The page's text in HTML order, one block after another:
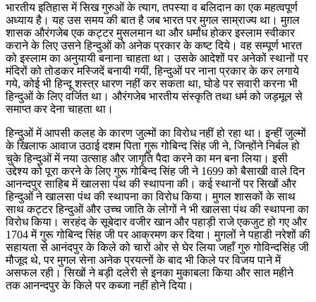
भारतीय इतिहास में सिख गुरुओं के त्याग, तपस्या व बलिदान का एक महत्वपूर्ण
अध्याय है। यह उस समय की बात है जब भारत पर मुगल साम्राज्य था। मुग़ल
शासक औरंगजेब एक कट्टर मुसलमान था और धर्मांध होकर इस्लाम स्वीकार
कराने के लिए उसने हिन्दुओं को अनेक प्रकार के कष्ट दिये। वह सम्पूर्ण भारत
को इस्लाम का अनुयायी बनाना चाहता था। उसके आदेशों पर अनेकों स्थानों पर
मंदिरों को तोडकर मस्जिदें बनायी गयीं, हिन्दुओं पर नाना प्रकार के कर लगाये
गये, कोई भी हिन्दू शस्त्र धारण नहीं कर सकता था, घोडे पर सवारी करना भी
हिन्दुओं के लिए वर्जित था। औरंगजेब भारतीय संस्कृति तथा धर्म को जड़मूल से
समाप्त कर देना चाहता था।
हिन्दुओं में आपसी कलह के कारण जुल्मों का विरोध नहीं हो रहा था। इन्हीं जुल्मों
के खिलाफ आवाज उठाई दशम पिता गुरू गोबिन्द सिंह जी ने, जिन्होंने निर्बल हो
चुके हिन्दुओं में नया उत्साह और जागृति पैदा करने का मन बना लिया। इसी
उद्देश्य को पूरा करने के लिए गुरू गोबिन्द सिंह जी ने 1699 को बैसाखी वाले दिन
आनन्दपुर साहिब में खालसा पंथ की स्थापना की। कई स्थानों पर सिखों और
हिन्दुओं ने खालसा पंथ की स्थापना का विरोध किया। मुगल शासकों के साथ
साथ कट्टर हिन्दुओं और उच्च जाति के लोगों ने भी खालसा पंथ की स्थापना का
विरोध किया। सरहंद के सूबेदार वजीर खान और पहाड़ी राजे एकजुट हो गए और
1704 में गुरू गोबिन्द सिंह जी पर आक्रमण कर दिया। मुगलों ने पहाडी नरेशों की
सहायता से आनंदपुर के किले को चारों ओर से घेर लिया जहाँ गुरु गोविन्दसिंह जी
मौजूद थे, पर मुगल सेना अनेक प्रयत्नों के बाद भी किले पर विजय पाने में
असफल रही। सिखों ने बड़ी दलेरी से इनका मुकाबला किया और सात महीने
तक आनन्दपुर के किले पर कब्जा नहीं होने दिया।